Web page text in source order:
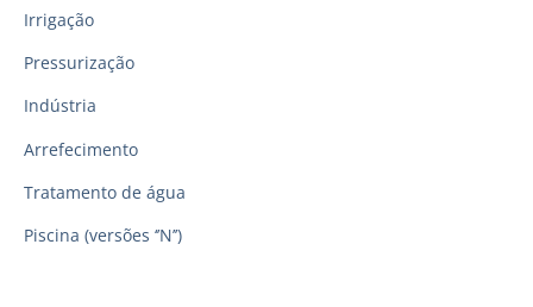
Irrigação
Pressurização
Indústria
Arrefecimento
Tratamento de água
Piscina (versões ‘’N’’)